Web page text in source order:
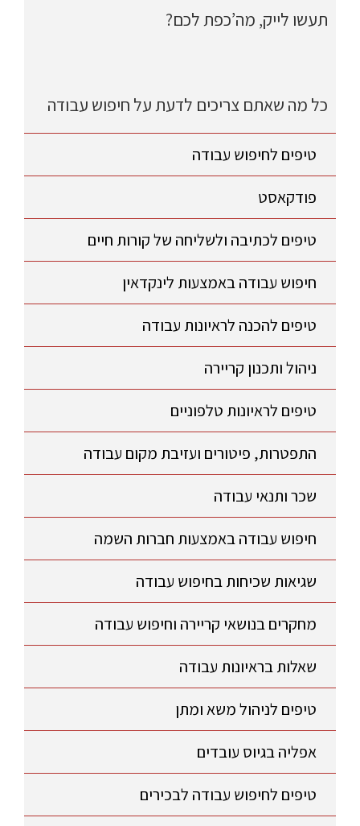
תעשו לייק, מה’כפת לכם?
כל מה שאתם צריכים לדעת על חיפוש עבודה
טיפים לחיפוש עבודה
פודקאסט
טיפים לכתיבה ולשליחה של קורות חיים
חיפוש עבודה באמצעות לינקדאין
טיפים להכנה לראיונות עבודה
ניהול ותכנון קריירה
טיפים לראיונות טלפוניים
התפטרות, פיטורים ועזיבת מקום עבודה
שכר ותנאי עבודה
חיפוש עבודה באמצעות חברות השמה
שגיאות שכיחות בחיפוש עבודה
מחקרים בנושאי קריירה וחיפוש עבודה
שאלות בראיונות עבודה
טיפים לניהול משא ומתן
אפליה בגיוס עובדים
טיפים לחיפוש עבודה לבכירים